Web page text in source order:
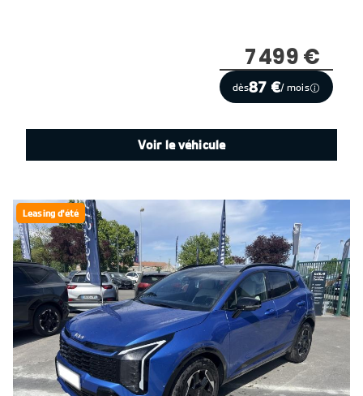
7 499 €
dès87 €/ mois
Voir le véhicule
Leasing d'été